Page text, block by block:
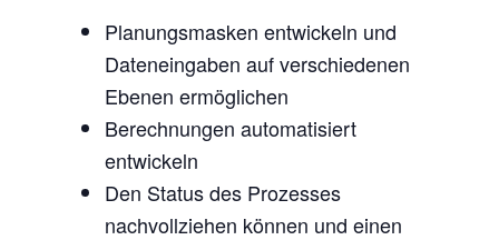
Planungsmasken entwickeln und
Dateneingaben auf verschiedenen
Ebenen ermöglichen
Berechnungen automatisiert
entwickeln
Den Status des Prozesses
nachvollziehen können und einen